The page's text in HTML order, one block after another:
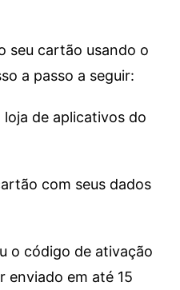
seu cartão usando o
a passo a seguir:
de aplicativos do
com seus dados
o código de ativação
enviado em até 15